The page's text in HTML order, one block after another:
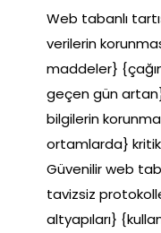
Web tabanlı
verilerin
maddeler}
geçen gün
bilgilerin
ortamlarda}
Güvenilir web
tavizsiz
altyapıları}